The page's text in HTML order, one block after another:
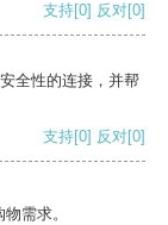
支持[0] 反对[0]
全性的连接，并帮
支持[0] 反对[0]
需求。